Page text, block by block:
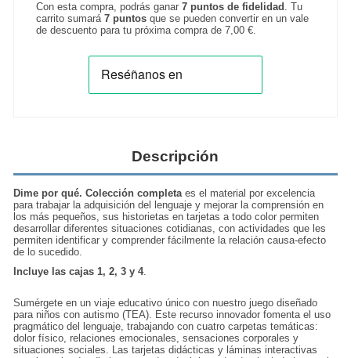
Con esta compra, podrás ganar7 puntos de fidelidad . Tu
carrito sumará7 puntos que se pueden convertir en un vale
de descuento para tu próxima compra de7,00 €.
Descripción
Dime por qué. Colección completa es el material por excelencia
para trabajar laadquisición del lenguaje y mejorar la comprensión en
los más pequeños, sus historietas en tarjetas a todo color permiten
desarrollar diferentes situaciones cotidianas, con actividades que les
permiten identificar ycomprender fácilmente la relación causa-efecto
de lo sucedido.
Incluye las cajas 1, 2, 3 y 4.
Sumérgete en un viaje educativo único con nuestro juego diseñado
para niños conautismo (TEA). Este recurso innovador fomenta el uso
pragmático del lenguaje, trabajando con cuatro carpetas temáticas:
dolor físico, relaciones emocionales, sensaciones corporales y
situaciones sociales. Las tarjetas didácticas y láminas interactivas